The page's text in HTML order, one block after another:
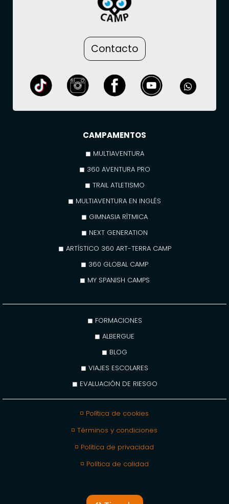
Contacto
CAMPAMENTOS
◼ MULTIAVENTURA
◼ 360 AVENTURA PRO
◼ TRAIL ATLETISMO
◼ MULTIAVENTURA EN INGLÉS
◼ GIMNASIA RÍTMICA
◼ NEXT GENERATION
◼ ARTÍSTICO 360 ART-TERRA CAMP
◼ 360 GLOBAL CAMP
◼ MY SPANISH CAMPS
◼ FORMACIONES
◼ ALBERGUE
◼ BLOG
◼ VIAJES ESCOLARES
◼ EVALUACIÓN DE RIESGO
◽ Política de cookies
◽ Términos y condiciones
◽ Política de privacidad
◽ Política de calidad